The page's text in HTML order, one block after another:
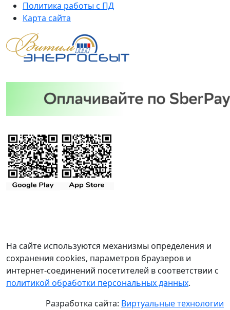
Политика работы с ПД
Карта сайта
На сайте используются механизмы определения и
сохранения cookies, параметров браузеров и
интернет-соединений посетителей в соответствии с
политикой обработки персональных данных.
Разработка сайта: Виртуальные технологии